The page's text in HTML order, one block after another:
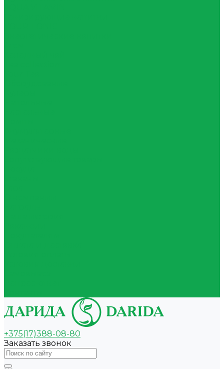
+375(17)388-08-80
Заказать звонок